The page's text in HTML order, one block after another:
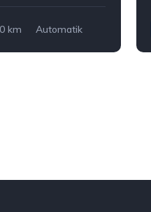
km
Automatik